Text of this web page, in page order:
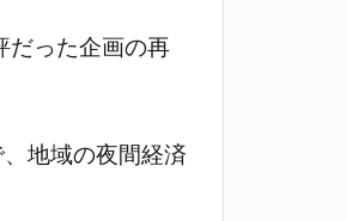
だった企画の再
地域の夜間経済